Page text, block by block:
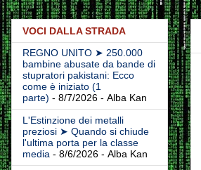
VOCI DALLA STRADA
REGNO UNITO ➤ 250.000
bambine abusate da bande di
stupratori pakistani: Ecco
come è iniziato (1
parte) - 8/7/2026 - Alba Kan
L'Estinzione dei metalli
preziosi ➤ Quando si chiude
l'ultima porta per la classe
media - 8/6/2026 - Alba Kan